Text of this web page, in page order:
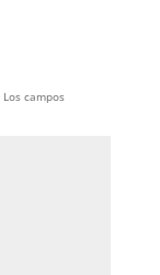
Los campos